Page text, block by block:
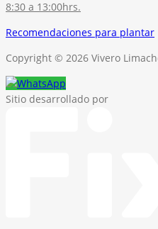
8:30 a 13:00hrs.
Recomendaciones para plantar
Copyright © 2026 Vivero
Sitio desarrollado por